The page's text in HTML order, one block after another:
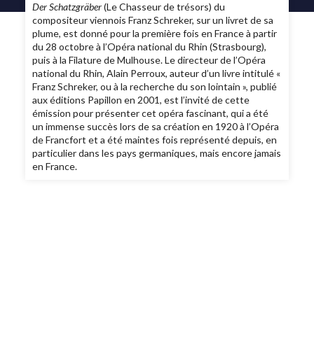
Der Schatzgräber(Le Chasseur de trésors) du
compositeur viennois Franz Schreker, sur un livret de sa
plume, est donné pour la première fois en France à partir
du 28 octobre à l’Opéra national du Rhin (Strasbourg),
puis à la Filature de Mulhouse. Le directeur de l’Opéra
national du Rhin, Alain Perroux, auteur d’un livre intitulé «
Franz Schreker, ou à la recherche du son lointain », publié
aux éditions Papillon en 2001, est l’invité de cette
émission pour présenter cet opéra fascinant, qui a été
un immense succès lors de sa création en 1920 à l’Opéra
de Francfort et a été maintes fois représenté depuis, en
particulier dans les pays germaniques, mais encore jamais
en France.